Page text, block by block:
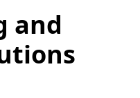
and